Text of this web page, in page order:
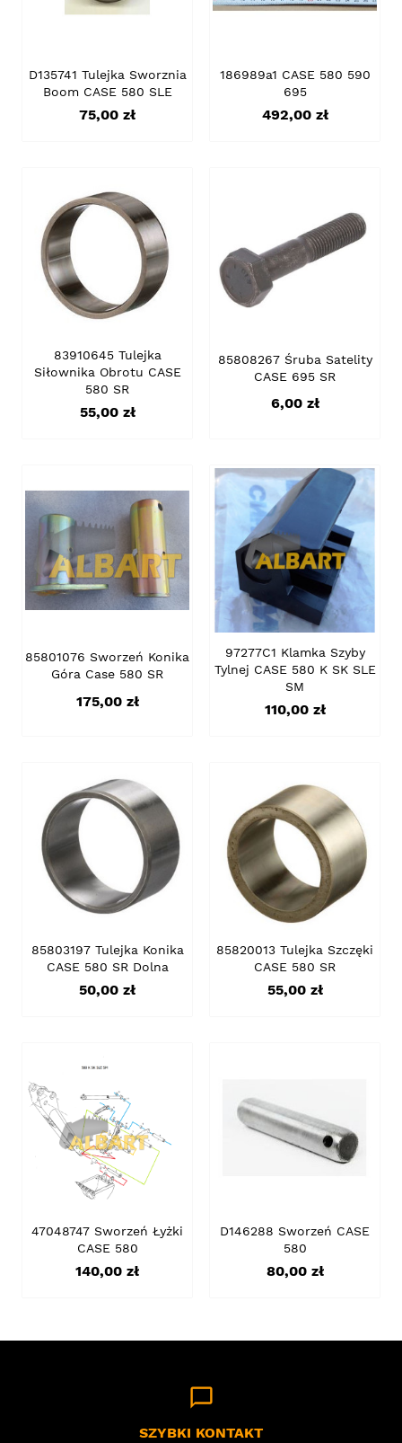
D135741 Tulejka Sworznia
Boom CASE 580 SLE
Cena
75,00 zł
186989a1 CASE 580 590
695
Cena
492,00 zł
83910645 Tulejka
Siłownika Obrotu CASE
580 SR
Cena
55,00 zł
85808267 Śruba Satelity
CASE 695 SR
Cena
6,00 zł
85801076 Sworzeń Konika
Góra Case 580 SR
Cena
175,00 zł
97277C1 Klamka Szyby
Tylnej CASE 580 K SK SLE
SM
Cena
110,00 zł
85803197 Tulejka Konika
CASE 580 SR Dolna
Cena
50,00 zł
85820013 Tulejka Szczęki
CASE 580 SR
Cena
55,00 zł
47048747 Sworzeń Łyżki
CASE 580
Cena
140,00 zł
D146288 Sworzeń CASE
580
Cena
80,00 zł
chat_bubble_outline
SZYBKI KONTAKT